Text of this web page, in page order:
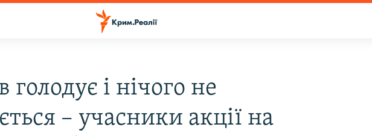
голодує і нічого не
– учасники акції на